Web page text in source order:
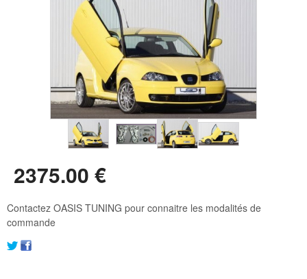
2375.00 €
Contactez OASIS TUNING pour connaitre les modalités de
commande